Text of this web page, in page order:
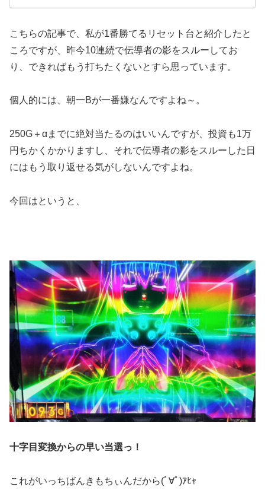
こちらの記事で、私が1番勝てるリセット台と紹介したと
ころですが、昨今10連続で伝導者の影をスルーしてお
り、できればもう打ちたくないとすら思っています。
個人的には、朝一Bが一番嫌なんですよね～。
250G＋αまでに絶対当たるのはいいんですが、投資も1万
円ちかくかかりますし、それで伝導者の影をスルーした日
にはもう取り返せる気がしないんですよね。
今回はというと、
十字目変換からの早い当選っ！
これがいっちばんきもちぃんだから(ﾟ∀ﾟ)ｱﾋｬ